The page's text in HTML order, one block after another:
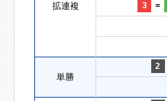
拡連複 3 =
単勝
2